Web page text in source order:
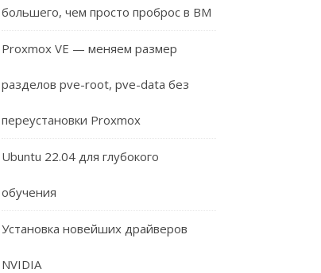
большего, чем просто проброс в ВМ
Proxmox VE — меняем размер
разделов pve-root, pve-data без
переустановки Proxmox
Ubuntu 22.04 для глубокого
обучения
Установка новейших драйверов
NVIDIA